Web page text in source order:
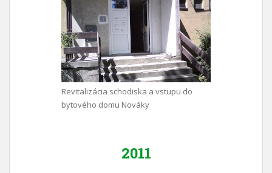
Revitalizácia schodiska a vstupu do
bytového domu Nováky
2011